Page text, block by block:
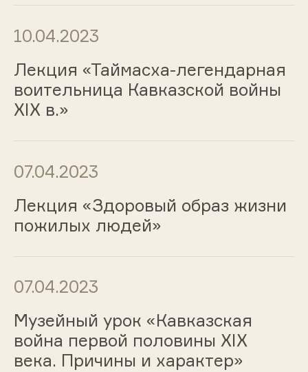
10.04.2023
Лекция «Таймасха-легендарная
воительница Кавказской войны
XIX в.»
07.04.2023
Лекция «Здоровый образ жизни
пожилых людей»
07.04.2023
Музейный урок «Кавказская
война первой половины ХIХ
века. Причины и характер»